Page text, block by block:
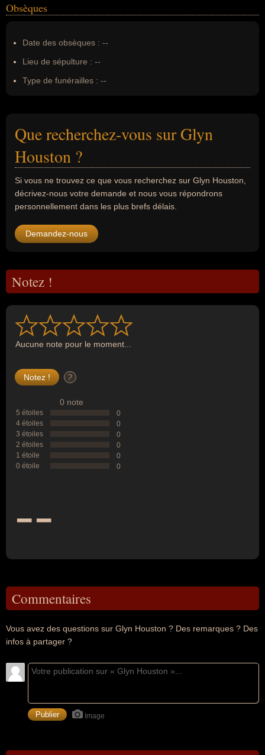
Obsèques
Date des obsèques : --
Lieu de sépulture : --
Type de funérailles : --
Que recherchez-vous sur Glyn
Houston ?
Si vous ne trouvez ce que vous recherchez sur Glyn Houston,
décrivez-nous votre demande et nous vous répondrons
personnellement dans les plus brefs délais.
Demandez-nous
Notez !
Aucune note pour le moment...
?
0 note
5 étoiles
0
4 étoiles
0
3 étoiles
0
2 étoiles
0
1 étoile
0
0 étoile
0
--
Commentaires
Vous avez des questions sur Glyn Houston ? Des remarques ? Des
infos à partager ?
Image